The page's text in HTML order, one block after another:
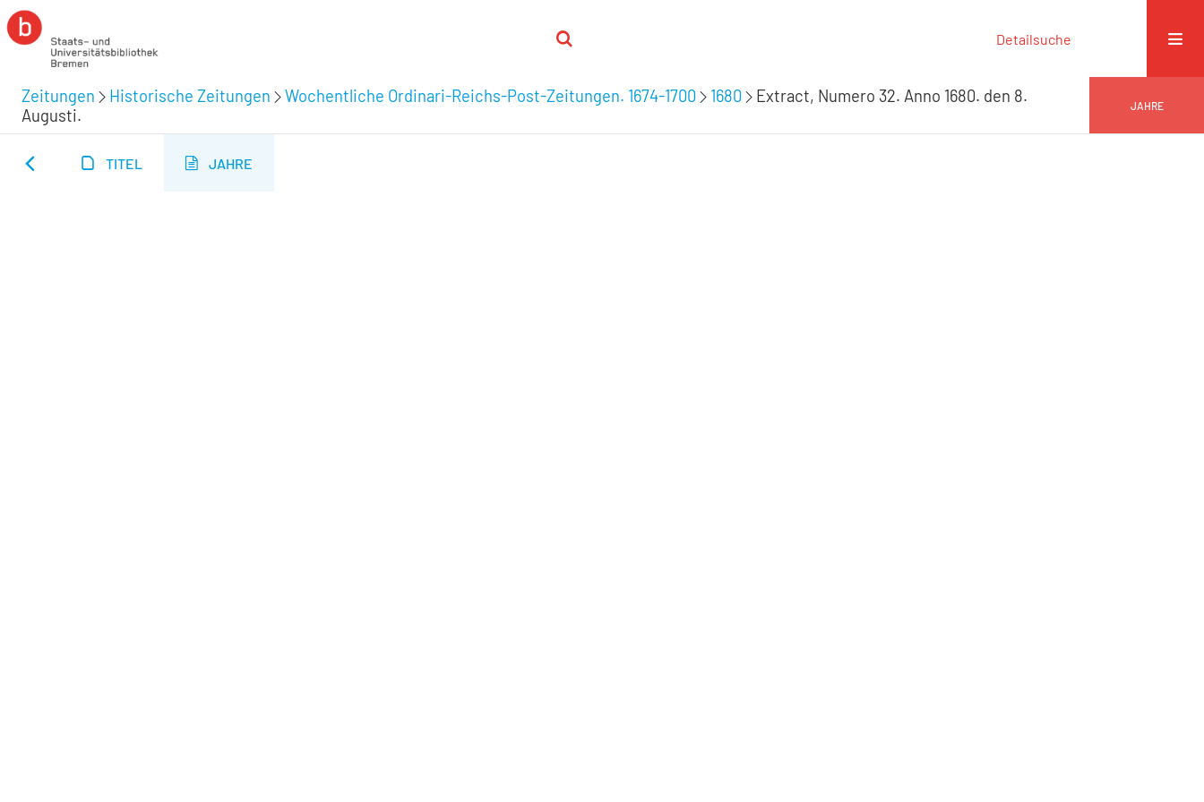
Detailsuche
Zeitungen Historische Zeitungen Wochentliche Ordinari-Reichs-Post-Zeitungen. 1674-1700 1680
Extract, Numero 32. Anno 1680. den 8.
Augusti.
JAHRE
TITEL JAHRE